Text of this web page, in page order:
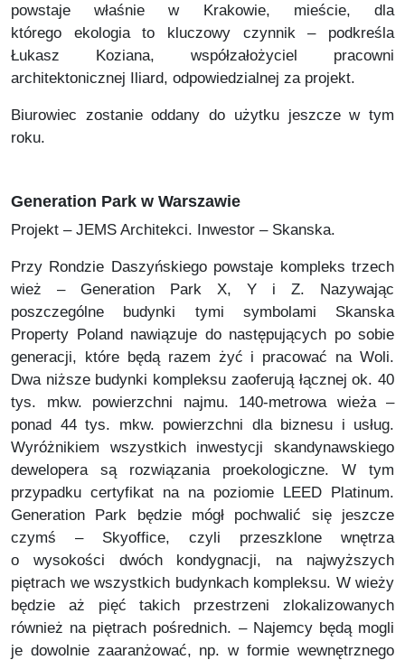
powstaje właśnie w Krakowie, mieście, dla
którego ekologia to kluczowy czynnik – podkreśla
Łukasz Koziana, współzałożyciel pracowni
architektonicznej Iliard, odpowiedzialnej za projekt.
Biurowiec zostanie oddany do użytku jeszcze w tym
roku.
Generation Park w Warszawie
Projekt – JEMS Architekci. Inwestor – Skanska.
Przy Rondzie Daszyńskiego powstaje kompleks trzech
wież – Generation Park X, Y i Z. Nazywając
poszczególne budynki tymi symbolami Skanska
Property Poland nawiązuje do następujących po sobie
generacji, które będą razem żyć i pracować na Woli.
Dwa niższe budynki kompleksu zaoferują łącznej ok. 40
tys. mkw. powierzchni najmu. 140-metrowa wieża –
ponad 44 tys. mkw. powierzchni dla biznesu i usług.
Wyróżnikiem wszystkich inwestycji skandynawskiego
dewelopera są rozwiązania proekologiczne. W tym
przypadku certyfikat na na poziomie LEED Platinum.
Generation Park będzie mógł pochwalić się jeszcze
czymś – Skyoffice, czyli przeszklone wnętrza
o wysokości dwóch kondygnacji, na najwyższych
piętrach we wszystkich budynkach kompleksu. W wieży
będzie aż pięć takich przestrzeni zlokalizowanych
również na piętrach pośrednich. – Najemcy będą mogli
je dowolnie zaaranżować, np. w formie wewnętrznego